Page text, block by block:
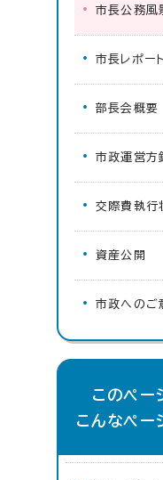
市長公務風
市長レポート
部長会概要
市政運営方
交際費執行
資産公開
市政へのご
このペー
こんなペー